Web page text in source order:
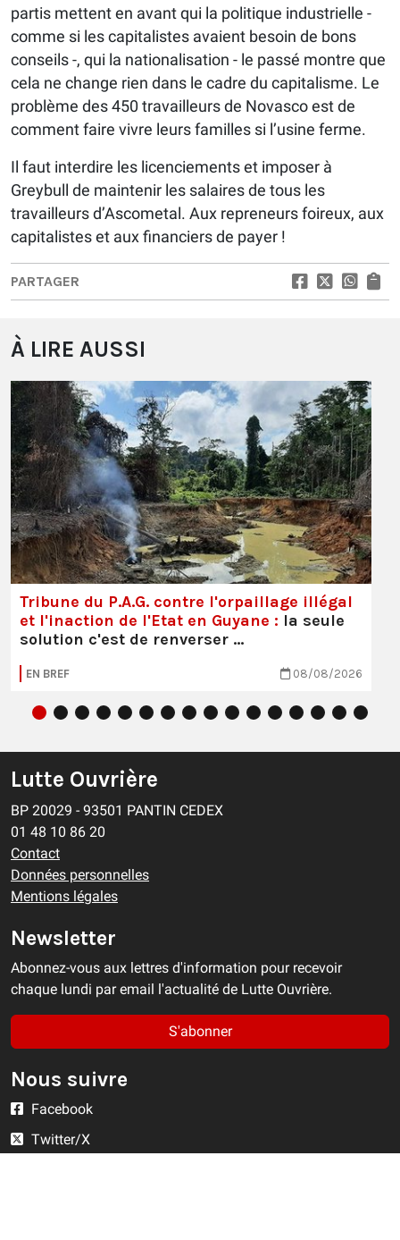
partis mettent en avant qui la politique industrielle -
comme si les capitalistes avaient besoin de bons
conseils -, qui la nationalisation - le passé montre que
cela ne change rien dans le cadre du capitalisme. Le
problème des 450 travailleurs de Novasco est de
comment faire vivre leurs familles si l’usine ferme.
Il faut interdire les licenciements et imposer à
Greybull de maintenir les salaires de tous les
travailleurs d’Ascometal. Aux repreneurs foireux, aux
capitalistes et aux financiers de payer !
PARTAGER
À LIRE AUSSI
Tribune du P.A.G. contre l'orpaillage illégal
et l'inaction de l'Etat en Guyane : la seule
solution c'est de renverser …
EN BREF 08/08/2026
Lutte Ouvrière
BP 20029 - 93501 PANTIN CEDEX
01 48 10 86 20
Contact
Données personnelles
Mentions légales
Newsletter
Abonnez-vous aux lettres d'information pour recevoir
chaque lundi par email l'actualité de Lutte Ouvrière.
S'abonner
Nous suivre
Facebook
Twitter/X